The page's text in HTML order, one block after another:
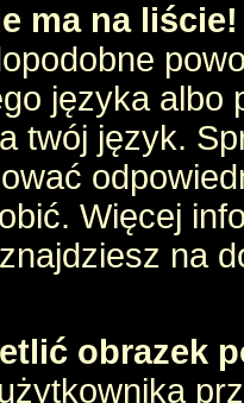
ma na liście!
języka albo
twój język.
Więcej
na
obrazek